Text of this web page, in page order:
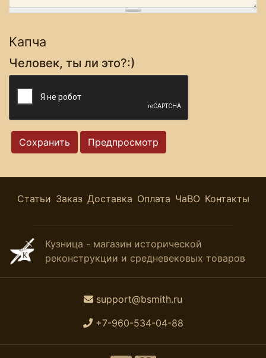
Капча
Человек, ты ли это?:)
Статьи Заказ Доставка Оплата ЧаВО Контакты
Кузница - магазин исторической
реконструкции и средневековых товаров
support@bsmith.ru
+7-960-534-04-88